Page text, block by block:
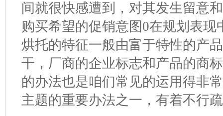
间就很快感遭到，对其发生留意
购买希望的促销意图0在规划表
烘托的特征一般由富于特性的产
干，厂商的企业标志和产品的商
的办法也是咱们常见的运用得非
主题的重要办法之一，有着不行